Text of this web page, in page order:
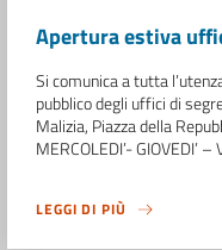
Apertura estiva
Si comunica a tutta
pubblico degli uffici di
Malizia, Piazza della
MERCOLEDI’- GIOVEDI’
LEGGI DI PIÙ